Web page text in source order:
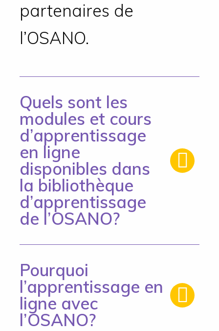
partenaires de
l’OSANO.
Quels sont les
modules et cours
d’apprentissage
en ligne
disponibles dans
la bibliothèque
d’apprentissage
de l’OSANO?
Pourquoi
l’apprentissage en
ligne avec
l’OSANO?